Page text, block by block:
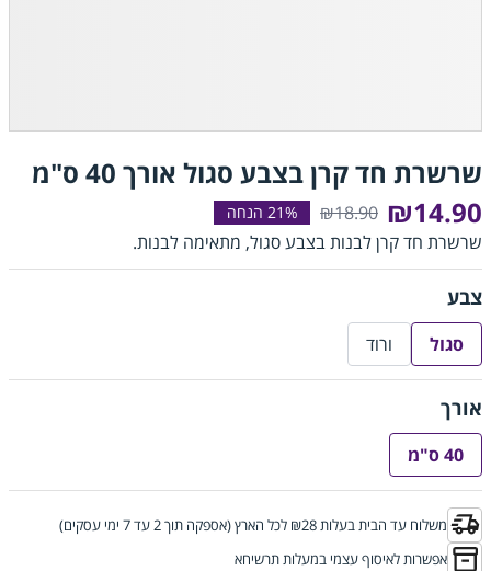
שרשרת חד קרן בצבע סגול אורך 40 ס"מ
₪14.90
₪18.90
שרשרת חד קרן לבנות בצבע סגול, מתאימה לבנות.
צבע
סגול ורוד
אורך
40 ס"מ
משלוח עד הבית בעלות ₪28 לכל הארץ (אספקה תוך 2 עד 7 ימי עסקים)
אפשרות לאיסוף עצמי במעלות תרשיחא